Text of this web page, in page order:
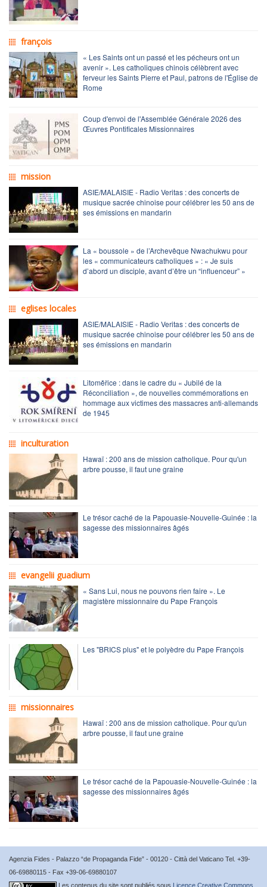
françois
« Les Saints ont un passé et les pécheurs ont un
avenir ». Les catholiques chinois célèbrent avec
ferveur les Saints Pierre et Paul, patrons de l'Église de
Rome
Coup d'envoi de l'Assemblée Générale 2026 des
Œuvres Pontificales Missionnaires
mission
ASIE/MALAISIE - Radio Veritas : des concerts de
musique sacrée chinoise pour célébrer les 50 ans de
ses émissions en mandarin
La « boussole » de l’Archevêque Nwachukwu pour
les « communicateurs catholiques » : « Je suis
d’abord un disciple, avant d’être un “influenceur” »
eglises locales
ASIE/MALAISIE - Radio Veritas : des concerts de
musique sacrée chinoise pour célébrer les 50 ans de
ses émissions en mandarin
Litoměřice : dans le cadre du « Jubilé de la
Réconciliation », de nouvelles commémorations en
hommage aux victimes des massacres anti-allemands
de 1945
inculturation
Hawaï : 200 ans de mission catholique. Pour qu'un
arbre pousse, il faut une graine
Le trésor caché de la Papouasie-Nouvelle-Guinée : la
sagesse des missionnaires âgés
evangelii guadium
« Sans Lui, nous ne pouvons rien faire ». Le
magistère missionnaire du Pape François
Les "BRICS plus" et le polyèdre du Pape François
missionnaires
Hawaï : 200 ans de mission catholique. Pour qu'un
arbre pousse, il faut une graine
Le trésor caché de la Papouasie-Nouvelle-Guinée : la
sagesse des missionnaires âgés
Agenzia Fides - Palazzo “de Propaganda Fide” - 00120 - Città del Vaticano Tel. +39-
06-69880115 - Fax +39-06-69880107
Les contenus du site sont publiés sous Licence Creative Commons